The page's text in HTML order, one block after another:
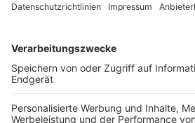
TOP-VEREINE